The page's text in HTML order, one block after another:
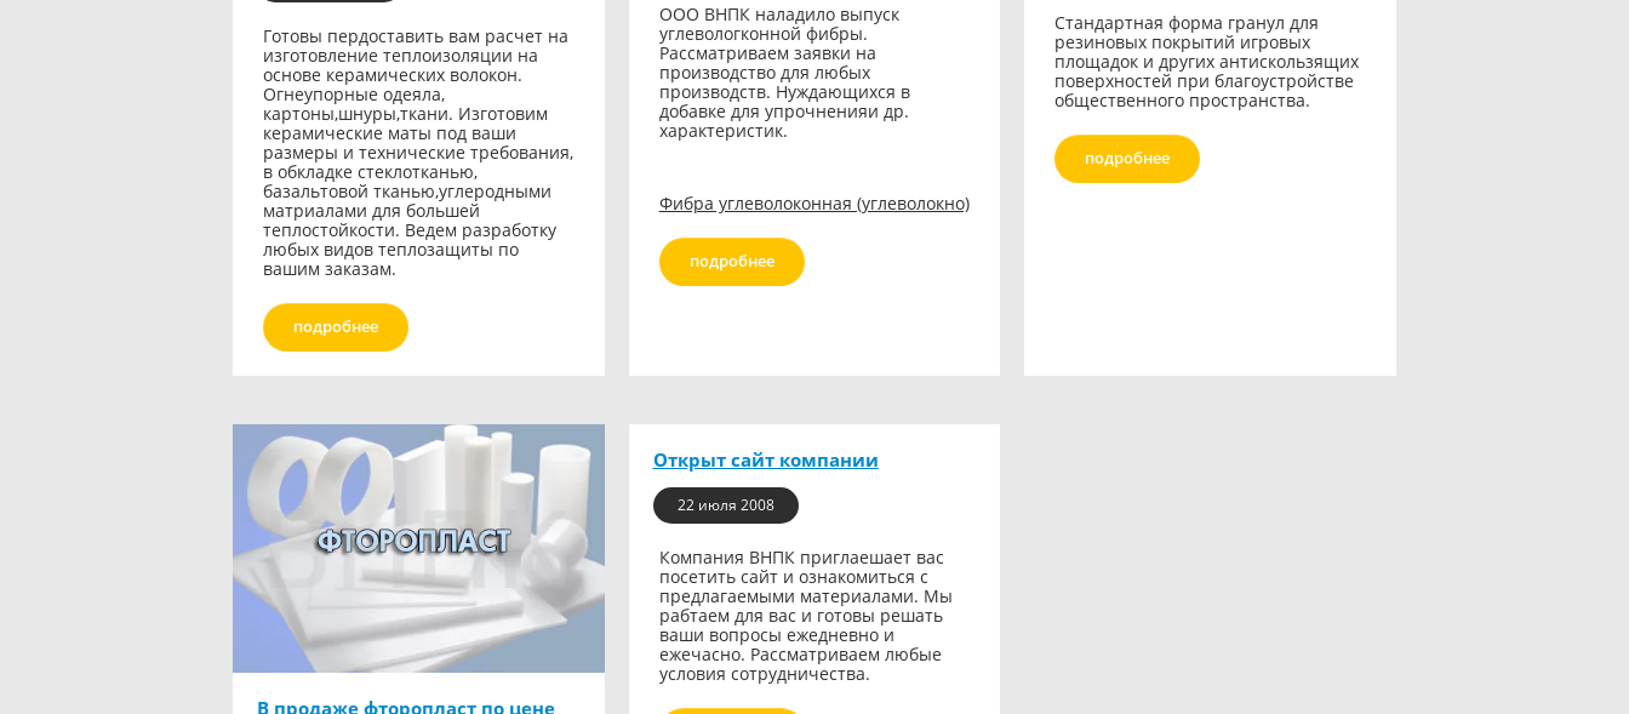
Готовы пердоставить вам расчет на
изготовление теплоизоляции на
основе керамических волокон.
Огнеупорные одеяла,
картоны,шнуры,ткани. Изготовим
керамические маты под ваши
размеры и технические требования,
в обкладке стеклотканью,
базальтовой тканью,углеродными
матриалами для большей
теплостойкости. Ведем разработку
любых видов теплозащиты по
вашим заказам.
подробнее
ООО ВНПК наладило выпуск
углевологконной фибры.
Рассматриваем заявки на
производство для любых
производств. Нуждающихся в
добавке для упрочненияи др.
характеристик.
Фибра углеволоконная (углеволокно)
подробнее
Стандартная форма гранул для
резиновых покрытий игровых
площадок и других антискользящих
поверхностей при благоустройстве
общественного пространства.
подробнее
В продаже фторопласт по цене
Открыт сайт компании
22 июля 2008
Компания ВНПК приглаешает вас
посетить сайт и ознакомиться с
предлагаемыми материалами. Мы
рабтаем для вас и готовы решать
ваши вопросы ежедневно и
ежечасно. Рассматриваем любые
условия сотрудничества.